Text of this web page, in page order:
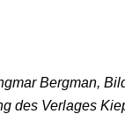
Bergman,
des Verlages